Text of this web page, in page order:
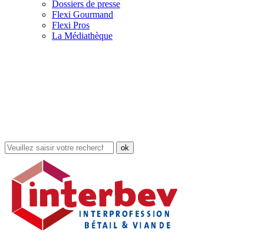
Dossiers de presse
Flexi Gourmand
Flexi Pros
La Médiathèque
Rechercher
dans
site